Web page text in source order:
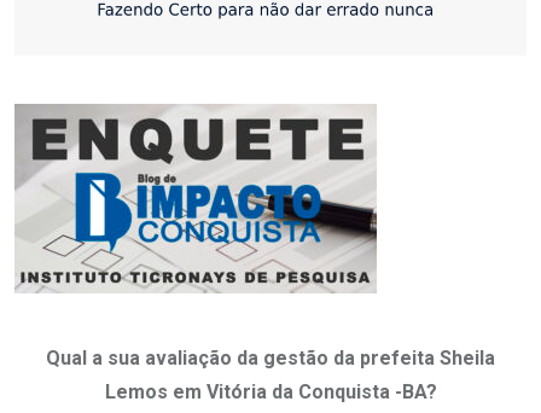
Qual a sua avaliação da gestão da prefeita Sheila
Lemos em Vitória da Conquista -BA?